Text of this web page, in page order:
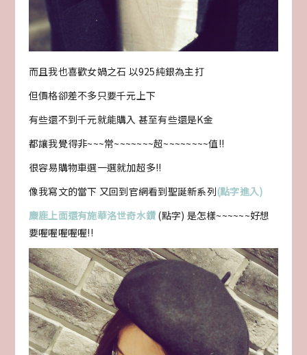
而且我也喜歡女媧之石 以925純銀為主打
但價格卻差不多只要千元上下
有些還不到千元就能購入 甚至有些還是K金
都讓我覺得非~~~常~~~~~~~超~~~~~~~~值!!
很容易購物車選一選就加超多!!
像我寫文的當下 又回到官網看到聖誕新系列(點字進入)
麋鹿上面還有施華洛世奇水鑽 (點字) 是怎樣~~~~~~好想
要喔喔喔喔喔!!